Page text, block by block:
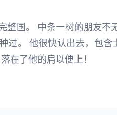
整国。 中条一树的朋友不
过。 他很快认出去，包含
在了他的肩以便上！